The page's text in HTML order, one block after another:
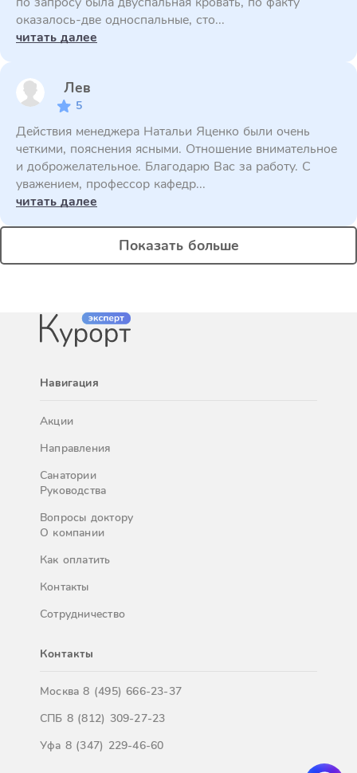
оказалось-две односпальные, сто...
читать далее
Лев
5
Действия менеджера Натальи Яценко были очень
четкими, пояснения ясными. Отношение внимательное
и доброжелательное. Благодарю Вас за работу. С
уважением, профессор кафедр...
читать далее
Показать больше
Навигация
Акции
Направления
Санатории
Руководства
Вопросы доктору
О компании
Как оплатить
Контакты
Сотрудничество
Контакты
Москва8 (495) 666-23-37
СПБ 8 (812) 309-27-23
Уфа 8 (347) 229-46-60